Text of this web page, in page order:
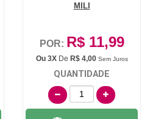
MILI
POR: R$ 11,99
Ou 3XDe R$ 4,00 Sem Juros
QUANTIDADE